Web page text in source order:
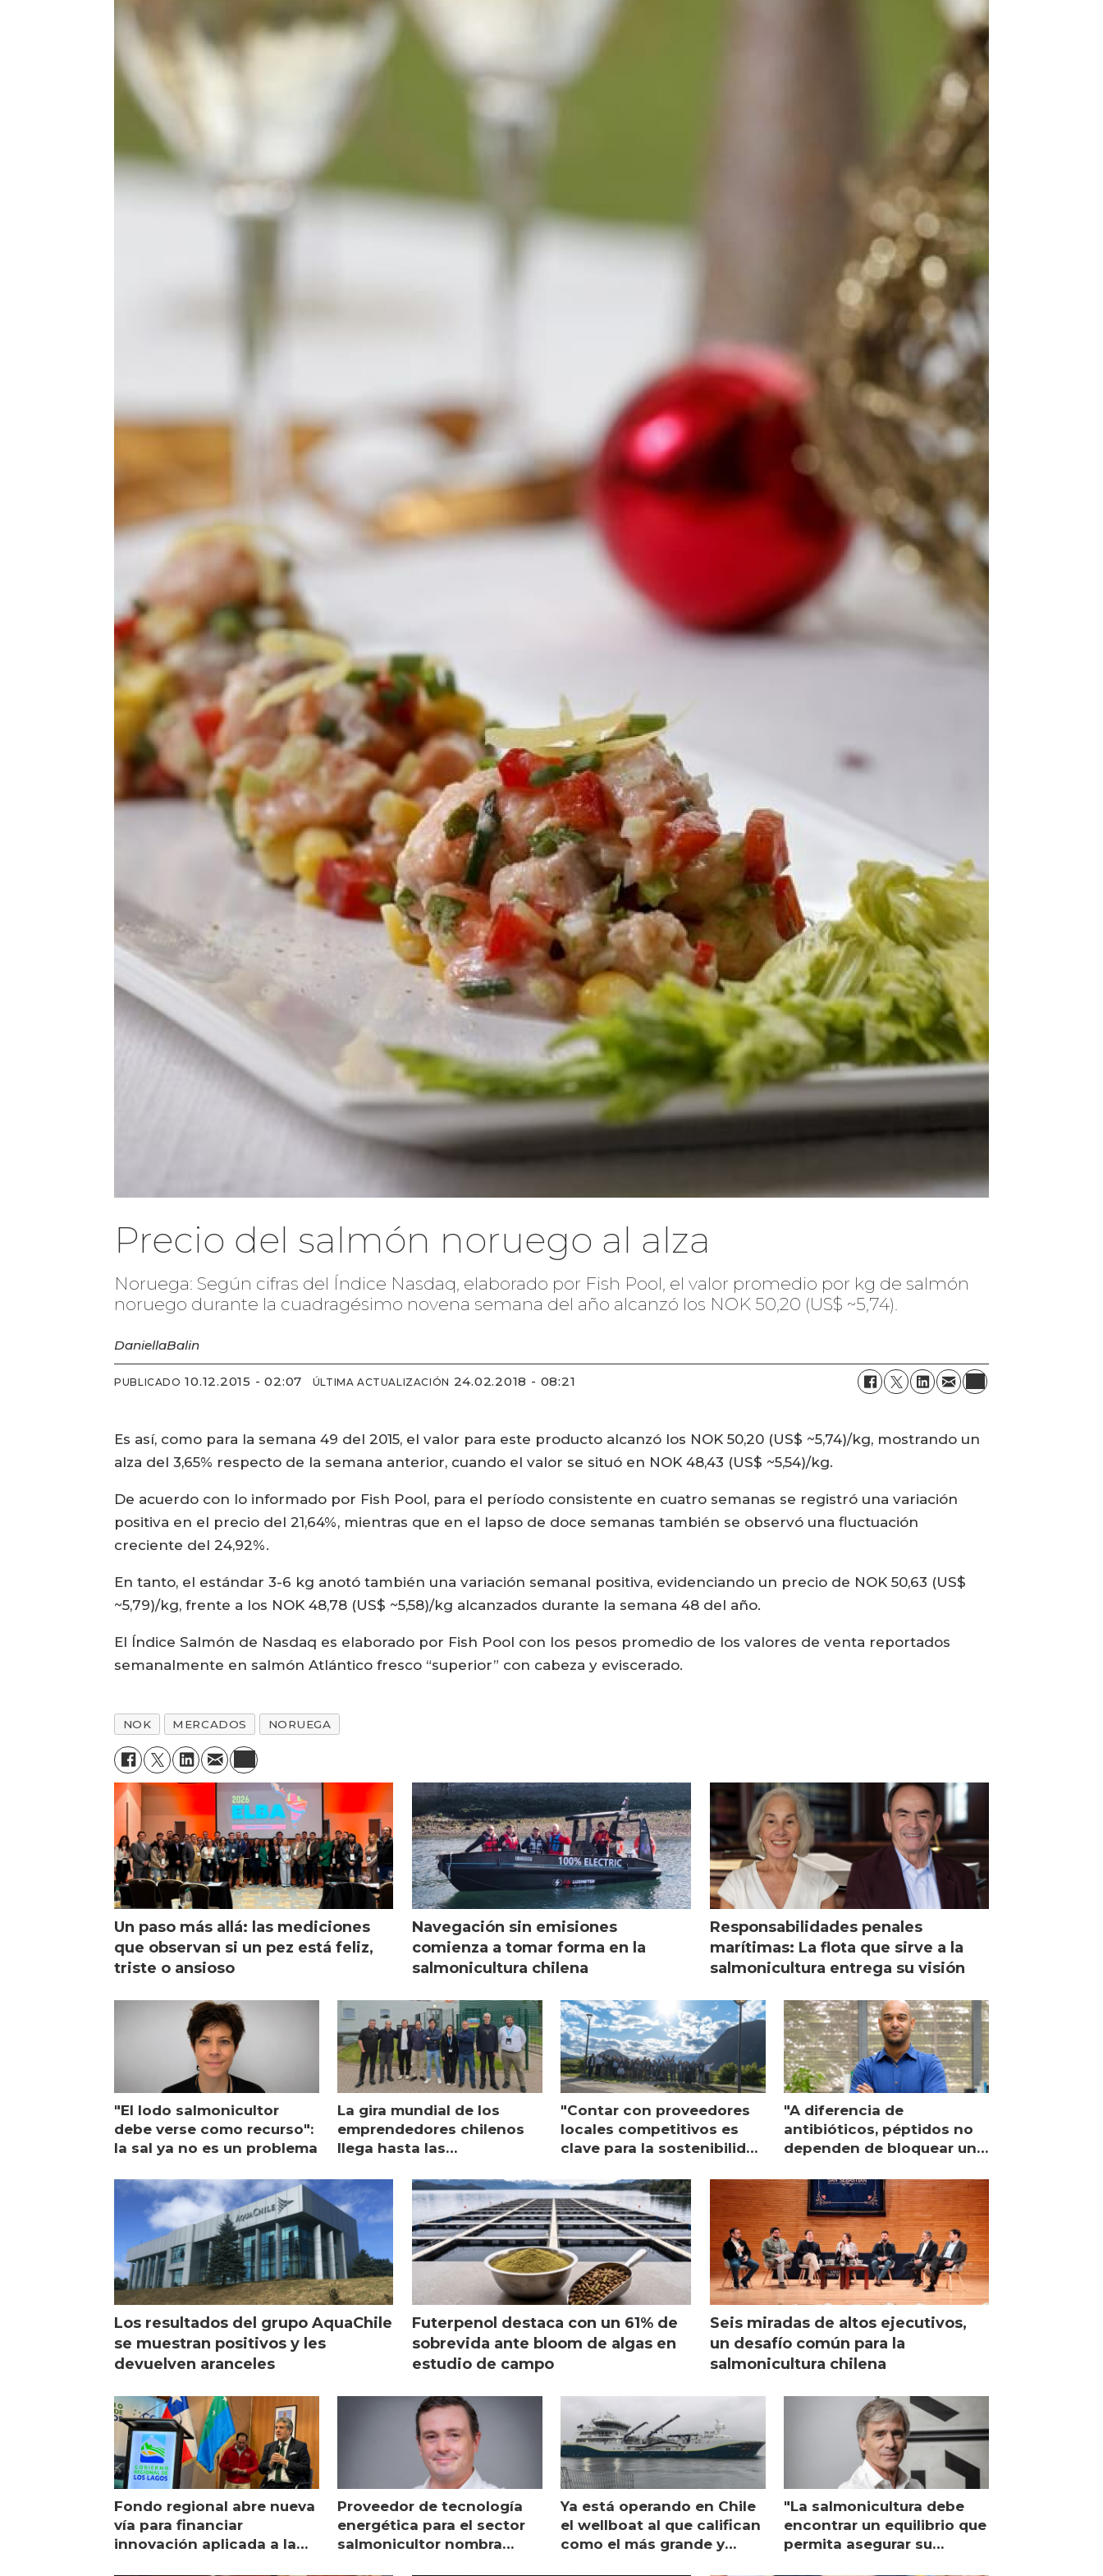
Precio del salmón noruego al alza
Noruega: Según cifras del Índice Nasdaq, elaborado por Fish Pool, el valor promedio por kg de salmón
noruego durante la cuadragésimo novena semana del año alcanzó los NOK 50,20 (US$ ~5,74).
DaniellaBalin
PUBLICADO 10.12.2015 - 02:07 ÚLTIMA ACTUALIZACIÓN 24.02.2018 - 08:21
Es así, como para la semana 49 del 2015, el valor para este producto alcanzó los NOK 50,20 (US$ ~5,74)/kg, mostrando un
alza del 3,65% respecto de la semana anterior, cuando el valor se situó en NOK 48,43 (US$ ~5,54)/kg.
De acuerdo con lo informado por Fish Pool, para el período consistente en cuatro semanas se registró una variación
positiva en el precio del 21,64%, mientras que en el lapso de doce semanas también se observó una fluctuación
creciente del 24,92%.
En tanto, el estándar 3-6 kg anotó también una variación semanal positiva, evidenciando un precio de NOK 50,63 (US$
~5,79)/kg, frente a los NOK 48,78 (US$ ~5,58)/kg alcanzados durante la semana 48 del año.
El Índice Salmón de Nasdaq es elaborado por Fish Pool con los pesos promedio de los valores de venta reportados
semanalmente en salmón Atlántico fresco “superior” con cabeza y eviscerado.
NOK MERCADOS NORUEGA
Un paso más allá: las mediciones
que observan si un pez está feliz,
triste o ansioso
Navegación sin emisiones
comienza a tomar forma en la
salmonicultura chilena
Responsabilidades penales
marítimas: La flota que sirve a la
salmonicultura entrega su visión
"El lodo salmonicultor
debe verse como recurso":
la sal ya no es un problema
La gira mundial de los
emprendedores chilenos
llega hasta las
Escocia
"Contar con proveedores
locales competitivos es
clave para la sostenibilidad
"A diferencia de
antibióticos, péptidos no
dependen de bloquear una
Los resultados del grupo AquaChile
se muestran positivos y les
devuelven aranceles
Futerpenol destaca con un 61% de
sobrevida ante bloom de algas en
estudio de campo
Seis miradas de altos ejecutivos,
un desafío común para la
salmonicultura chilena
Fondo regional abre nueva
vía para financiar
innovación aplicada a la
Proveedor de tecnología
energética para el sector
salmonicultor nombra
Ya está operando en Chile
el wellboat al que califican
como el más grande y
"La salmonicultura debe
encontrar un equilibrio que
permita asegurar su